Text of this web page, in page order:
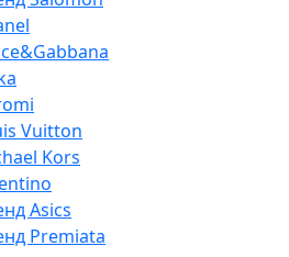
Vuitton
Kors
Asics
Premiata